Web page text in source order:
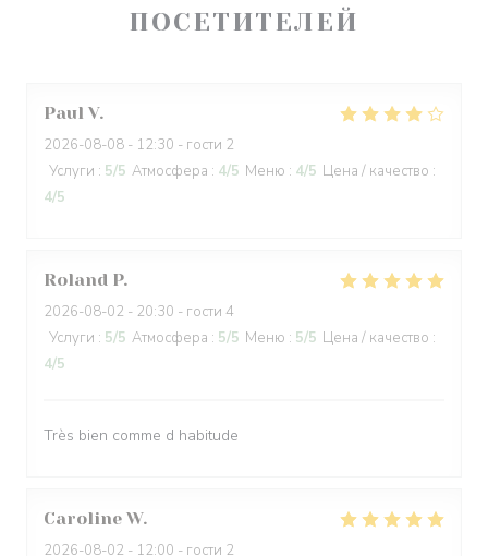
ПОСЕТИТЕЛЕЙ
Paul V
2026-08-08 - 12:30 - гости 2
Услуги : 5/5 Атмосфера : 4/5 Меню : 4/5 Цена / качество :
4/5
Roland P
2026-08-02 - 20:30 - гости 4
Услуги : 5/5 Атмосфера : 5/5 Меню : 5/5 Цена / качество :
4/5
Très bien comme d habitude
Caroline W
2026-08-02 - 12:00 - гости 2